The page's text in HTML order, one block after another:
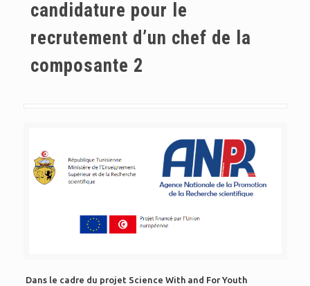
candidature pour le
recrutement d’un chef de la
composante 2
Dans le cadre du projet Science With and For Youth